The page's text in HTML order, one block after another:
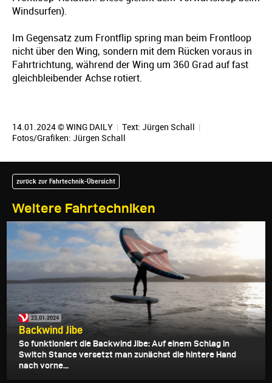
Windsurfen).
Im Gegensatz zum Frontflip spring man beim Frontloop
nicht über den Wing, sondern mit dem Rücken voraus in
Fahrtrichtung, während der Wing um 360 Grad auf fast
gleichbleibender Achse rotiert.
14.01.2024 © WING DAILY | Text: Jürgen Schall |
Fotos/Grafiken: Jürgen Schall
Weitere Fahrtechniken
zurück zur Fahrtechnik-Übersicht
23.01.2024
Backwind Jibe
So funktioniert die Backwind Jibe: Auf einem Schlag in
Switch Stance versetzt man zunächst die hintere Hand
nach vorne...